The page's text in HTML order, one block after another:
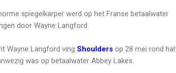
spiegelkarper werd op het Franse betaalwater
door Wayne Langford.
Wayne Langford ving Shoulders op 28 mei rond
was op betaalwater Abbey Lakes.